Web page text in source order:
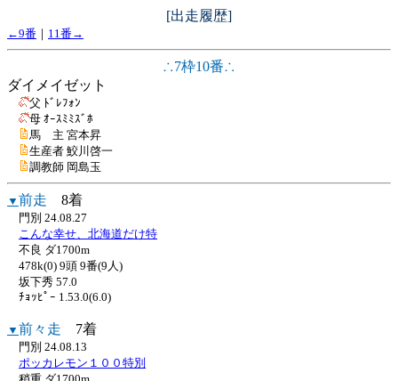
[出走履歴]
←9番 ｜ 11番→
∴7枠10番∴
ダイメイゼット
父 ﾄﾞﾚﾌｫﾝ
母 ｵｰｽﾐﾐｽﾞﾎ
馬 主 宮本昇
生産者 鮫川啓一
調教師 岡島玉
▼ 前走 8着
門別 24.08.27
こんな幸せ、北海道だけ特
不良 ダ1700m
478k(0) 9頭 9番(9人)
坂下秀 57.0
ﾁｮｯﾋﾟｰ 1.53.0(6.0)
▼ 前々走 7着
門別 24.08.13
ポッカレモン１００特別